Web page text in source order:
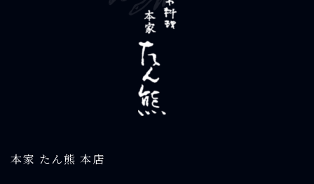
本家 たん熊 本店